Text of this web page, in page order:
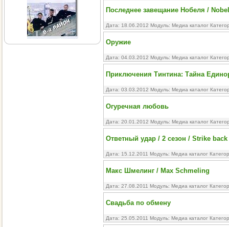
Последнее завещание Нобеля /
Дата: 18.06.2012 Модуль: Медиа каталог
Оружие
Дата: 04.03.2012 Модуль: Медиа каталог
Приключения Тинтина: Тайна
Дата: 03.03.2012 Модуль: Медиа каталог
Огуречная любовь
Дата: 20.01.2012 Модуль: Медиа каталог
Ответный удар / 2 сезон / Strike back
Дата: 15.12.2011 Модуль: Медиа каталог
Макс Шмелинг / Max Schmeling
Дата: 27.08.2011 Модуль: Медиа каталог
Свадьба по обмену
Дата: 25.05.2011 Модуль: Медиа каталог